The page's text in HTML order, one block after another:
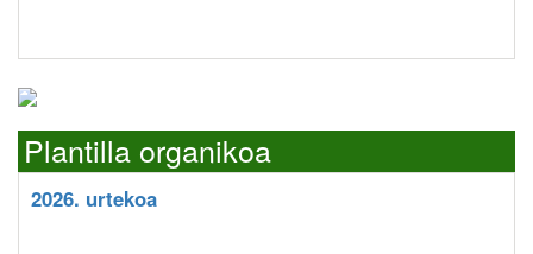
Plantilla organikoa
2026. urtekoa